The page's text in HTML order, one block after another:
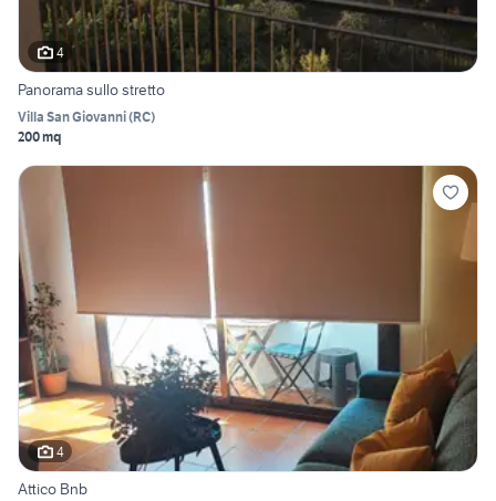
4
Panorama sullo stretto
Villa San Giovanni(RC)
200 mq
4
Attico Bnb